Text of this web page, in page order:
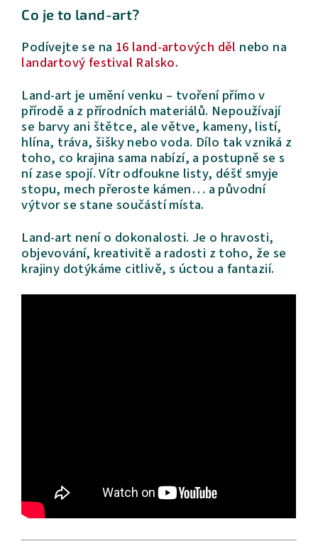
Co je to land-art?
Podívejte se na 16 land-artových děl nebo na
landartový festival Ralsko.
Land-art je umění venku – tvoření přímo v
přírodě a z přírodních materiálů. Nepoužívají
se barvy ani štětce, ale větve, kameny, listí,
hlína, tráva, šišky nebo voda. Dílo tak vzniká z
toho, co krajina sama nabízí, a postupně se s
ní zase spojí. Vítr odfoukne listy, déšť smyje
stopu, mech přeroste kámen… a původní
výtvor se stane součástí místa.
Land-art není o dokonalosti. Je o hravosti,
objevování, kreativitě a radosti z toho, že se
krajiny dotýkáme citlivě, s úctou a fantazií.